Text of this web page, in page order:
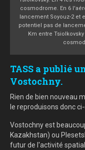
cosmodrome. En 6
lancement Soyouz-2 et
potentiel pas de
Km entre
TASS a publié
Vostochny.
Rien de bien nouveau
le reproduisons donc ci-
Vostochny est
Kazakhstan) ou
futur de l'activité